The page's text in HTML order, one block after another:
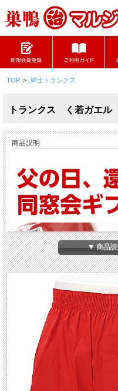
TOP > 紳士トランクス
トランクス く若ガエル
商品説明
▼ 商品